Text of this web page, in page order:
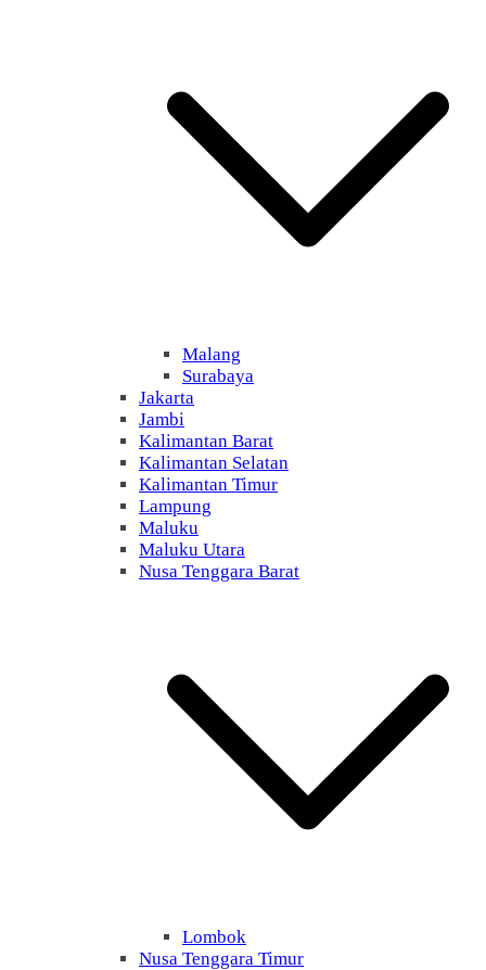
Malang
Surabaya
Jakarta
Jambi
Kalimantan Barat
Kalimantan Selatan
Kalimantan Timur
Lampung
Maluku
Maluku Utara
Nusa Tenggara Barat
Lombok
Nusa Tenggara Timur